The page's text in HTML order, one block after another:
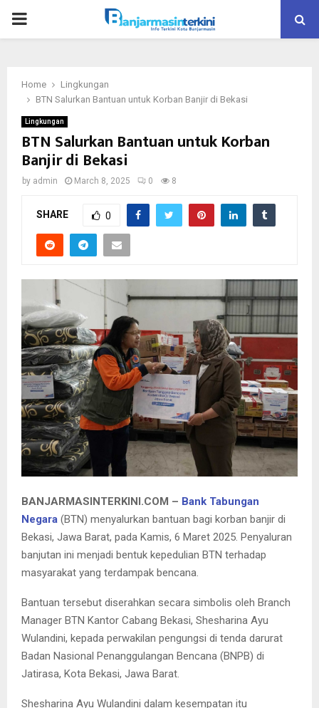
P
M
N
U
Home
Lingkungan
BTN Salurkan Bantuan untuk Korban Banjir di Bekasi
Lingkungan
BTN Salurkan Bantuan untuk Korban
Banjir di Bekasi
by admin March 8, 2025 0 8
SHARE 0
BANJARMASINTERKINI.COM – Bank Tabungan
Negara (BTN) menyalurkan bantuan bagi korban banjir di
Bekasi, Jawa Barat, pada Kamis, 6 Maret 2025. Penyaluran
banjutan ini menjadi bentuk kepedulian BTN terhadap
masyarakat yang terdampak bencana.
Bantuan tersebut diserahkan secara simbolis oleh Branch
Manager BTN Kantor Cabang Bekasi, Shesharina Ayu
Wulandini, kepada perwakilan pengungsi di tenda darurat
Badan Nasional Penanggulangan Bencana (BNPB) di
Jatirasa, Kota Bekasi, Jawa Barat.
Shesharina Ayu Wulandini dalam kesempatan itu